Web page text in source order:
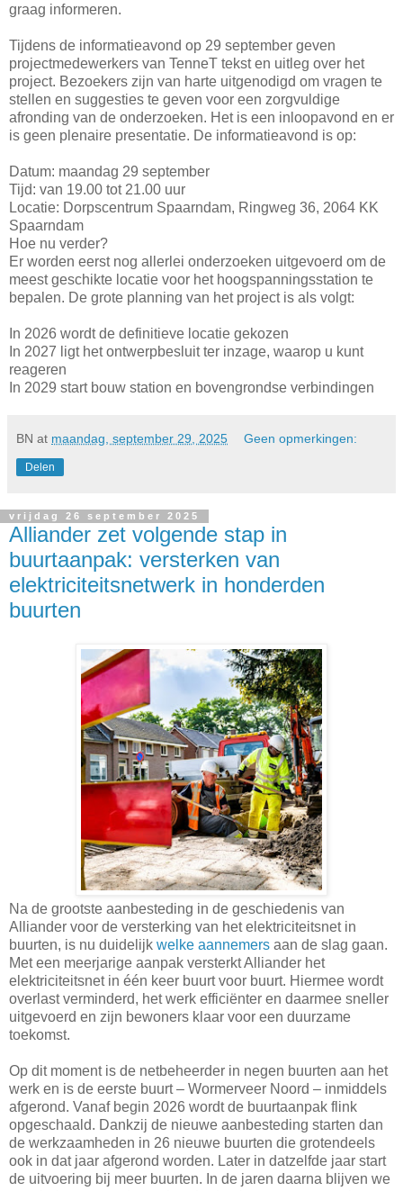
graag informeren.
Tijdens de informatieavond op 29 september geven
projectmedewerkers van TenneT tekst en uitleg over het
project. Bezoekers zijn van harte uitgenodigd om vragen te
stellen en suggesties te geven voor een zorgvuldige
afronding van de onderzoeken. Het is een inloopavond en er
is geen plenaire presentatie. De informatieavond is op:
Datum: maandag 29 september
Tijd: van 19.00 tot 21.00 uur
Locatie: Dorpscentrum Spaarndam, Ringweg 36, 2064 KK
Spaarndam
Hoe nu verder?
Er worden eerst nog allerlei onderzoeken uitgevoerd om de
meest geschikte locatie voor het hoogspanningsstation te
bepalen. De grote planning van het project is als volgt:
In 2026 wordt de definitieve locatie gekozen
In 2027 ligt het ontwerpbesluit ter inzage, waarop u kunt
reageren
In 2029 start bouw station en bovengrondse verbindingen
BN at maandag, september 29, 2025 Geen opmerkingen:
Delen
vrijdag 26 september 2025
Alliander zet volgende stap in
buurtaanpak: versterken van
elektriciteitsnetwerk in honderden
buurten
Na de grootste aanbesteding in de geschiedenis van
Alliander voor de versterking van het elektriciteitsnet in
buurten, is nu duidelijk welke aannemers aan de slag gaan.
Met een meerjarige aanpak versterkt Alliander het
elektriciteitsnet in één keer buurt voor buurt. Hiermee wordt
overlast verminderd, het werk efficiënter en daarmee sneller
uitgevoerd en zijn bewoners klaar voor een duurzame
toekomst.
Op dit moment is de netbeheerder in negen buurten aan het
werk en is de eerste buurt – Wormerveer Noord – inmiddels
afgerond. Vanaf begin 2026 wordt de buurtaanpak flink
opgeschaald. Dankzij de nieuwe aanbesteding starten dan
de werkzaamheden in 26 nieuwe buurten die grotendeels
ook in dat jaar afgerond worden. Later in datzelfde jaar start
de uitvoering bij meer buurten. In de jaren daarna blijven we